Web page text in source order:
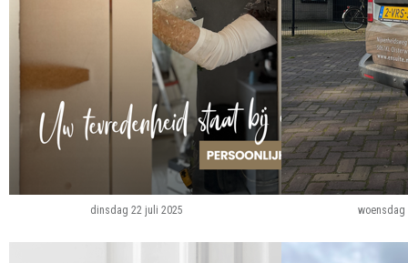
dinsdag 22 juli 2025 woensdag